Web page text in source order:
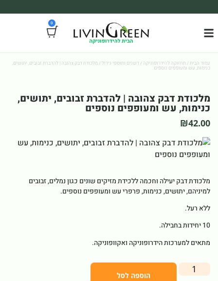
*בהתאם להגבלת גודל ומשקל
0
עמוד הבית/ תחזוקה להידרופוניקה / דשנים ותוספי גידול/ מלכודת דבק צהובה | להדברת זבובים, יתושים,
כנימות, עש ומעופפים נוספים
מלכודת דבק צהובה | להדברת זבובים, יתושים,
כנימות, עש ומעופפים נוספים
₪42.00
מלכודת דבק יעילה וחכמה ללכידת מזיקים שונים כגון נמלים, זבובים
למיניהם, יתושים, כנימות, פרפרי עש ומעופפים נוספים.
ללא רעל.
10 יחידות בחבילה.
מתאים למערכות הידרופוניקה ואקוופוניקה.
הוספה לסל